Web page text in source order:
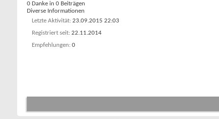
0 Danke in 0 Beiträgen
Diverse Informationen
Letzte Aktivität 23.09.2015 22:03
Registriert seit 22.11.2014
Empfehlungen 0